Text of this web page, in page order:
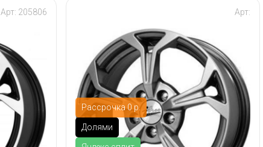
Арт: 205806
Рассрочка 0 р.
Долями
Арт: